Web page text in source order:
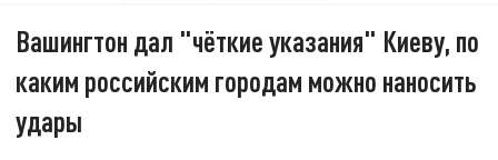
Вашингтон дал "чёткие указания" Киеву, по
каким российским городам можно наносить
удары